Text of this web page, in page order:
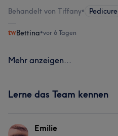
Behandelt von Tiffany• Pedicure
Bettina•vor 6 Tagen
Mehr anzeigen...
Lerne das Team kennen
Emilie